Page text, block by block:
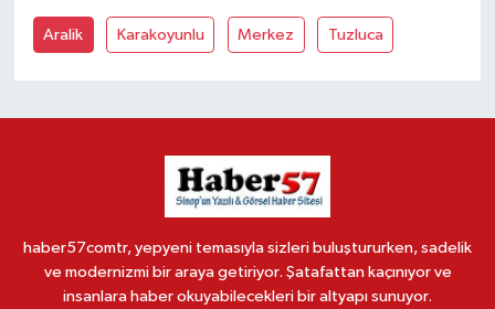
Aralik Karakoyunlu Merkez Tuzluca
haber57comtr, yepyeni temasıyla sizleri buluştururken, sadelik
ve modernizmi bir araya getiriyor. Şatafattan kaçınıyor ve
insanlara haber okuyabilecekleri bir altyapı sunuyor.